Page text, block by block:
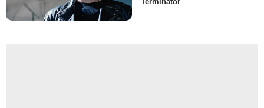
Terminator